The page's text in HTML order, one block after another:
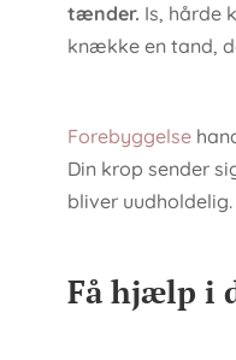
tænder. Is, hårde
knække en tand,
Forebyggelse
Din krop sender
bliver
Få hjælp i